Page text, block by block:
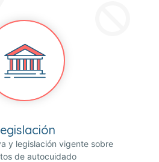
y legislación vigente sobre
de autocuidado